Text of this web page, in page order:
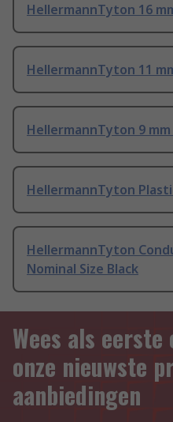
HellermannTyton 16
HellermannTyton 11
HellermannTyton 9
HellermannTyton
HellermannTyton
Nominal Size Black
Wees als
onze nieuwste
aanbiedingen